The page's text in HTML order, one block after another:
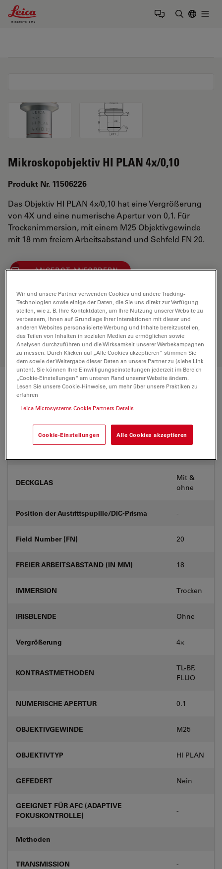
Leica Microsystems Logo
Mikroskopobjektiv HI PLAN 4x/0,10
Produkt Nr. 11506226
Das Objektiv HI PLAN 4x/0,10 hat eine Vergrößerung
von 4X und eine numerische Apertur von 0,1. Für
Trockenimmersion, mit einem M25 Objektivgewinde
mit 18 mm freiem Arbeitsabstand und Sehfeld FN 20.
ANGEBOT ANFORDERN
Entdecken Sie die perfekte Lösung.
Erkunden Sie unseren Objective
Finder, vergleichen Sie Alternativen
und finden Sie die beste Lösung für
Ihre Anforderungen.
Technische Daten
Produktnummer 11506226
DECKGLAS
Mit &
ohne
Position der Austrittspupille/DIC-Prisma -
Field Number (FN) 20
FREIER ARBEITSABSTAND (IN MM) 18
IMMERSION Trocken
IRISBLENDE Ohne
Vergrößerung 4⨉
KONTRASTMETHODEN
TL-BF,
FLUO
NUMERISCHE APERTUR 0.1
OBJEKTIVGEWINDE M25
OBJEKTIVTYP HI PLAN
GEFEDERT Nein
GEEIGNET FÜR AFC (ADAPTIVE
FOKUSKONTROLLE)
-
Methoden
TRANSMISSION -
Wir und unsere Partner verwenden Cookies und andere Tracking-
Technologien sowie einige der Daten, die Sie uns direkt zur Verfügung
stellen, wie z. B. Ihre Kontaktdaten, um Ihre Nutzung unserer Website zu
verbessern, Ihnen auf Grundlage Ihrer Interaktionen mit dieser und
anderen Websites personalisierte Werbung und Inhalte bereitzustellen,
das Teilen von Inhalten in sozialen Medien zu ermöglichen sowie
Analysen durchzuführen und die Wirksamkeit unserer Werbekampagnen
zu messen. Durch Klicken auf „Alle Cookies akzeptieren“ stimmen Sie
dem sowie der Weitergabe dieser Daten an unsere Partner zu (siehe Link
unten). Sie können Ihre Einwilligungseinstellungen jederzeit im Bereich
„Cookie-Einstellungen“ am unteren Rand unserer Website ändern.
Lesen Sie unsere Cookie-Hinweise, um mehr über unsere Praktiken zu
erfahren
Leica Microsystems Cookie Partners Details
Cookie-Einstellungen Alle Cookies akzeptieren